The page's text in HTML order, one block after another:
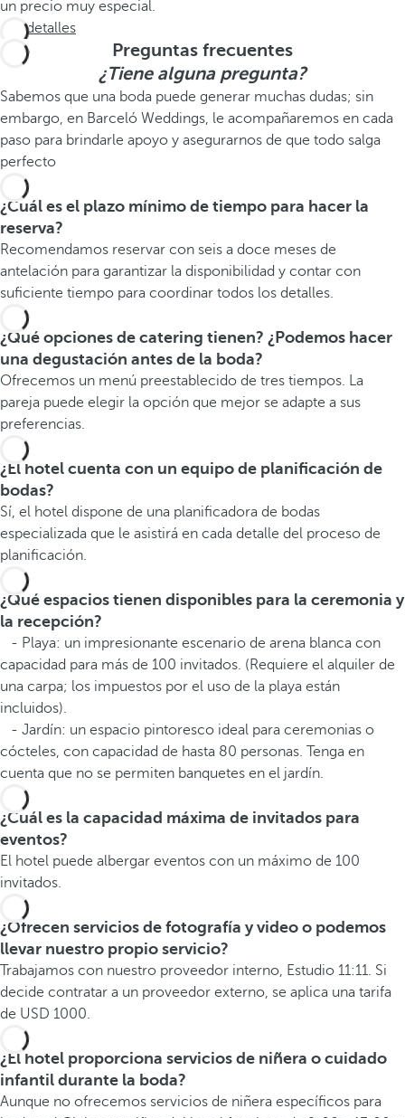
un precio muy especial.
Ver detalles
Preguntas frecuentes
¿Tiene alguna pregunta?
Sabemos que una boda puede generar muchas dudas; sin
embargo, en Barceló Weddings, le acompañaremos en cada
paso para brindarle apoyo y asegurarnos de que todo salga
perfecto
¿Cuál es el plazo mínimo de tiempo para hacer la
reserva?
Recomendamos reservar con seis a doce meses de
antelación para garantizar la disponibilidad y contar con
suficiente tiempo para coordinar todos los detalles.
¿Qué opciones de catering tienen? ¿Podemos hacer
una degustación antes de la boda?
Ofrecemos un menú preestablecido de tres tiempos. La
pareja puede elegir la opción que mejor se adapte a sus
preferencias.
¿El hotel cuenta con un equipo de planificación de
bodas?
Sí, el hotel dispone de una planificadora de bodas
especializada que le asistirá en cada detalle del proceso de
planificación.
¿Qué espacios tienen disponibles para la ceremonia y
la recepción?
- Playa: un impresionante escenario de arena blanca con
capacidad para más de 100 invitados. (Requiere el alquiler de
una carpa; los impuestos por el uso de la playa están
incluidos).
- Jardín: un espacio pintoresco ideal para ceremonias o
cócteles, con capacidad de hasta 80 personas. Tenga en
cuenta que no se permiten banquetes en el jardín.
¿Cuál es la capacidad máxima de invitados para
eventos?
El hotel puede albergar eventos con un máximo de 100
invitados.
¿Ofrecen servicios de fotografía y video o podemos
llevar nuestro propio servicio?
Trabajamos con nuestro proveedor interno, Estudio 11:11. Si
decide contratar a un proveedor externo, se aplica una tarifa
de USD 1000.
¿El hotel proporciona servicios de niñera o cuidado
infantil durante la boda?
Aunque no ofrecemos servicios de niñera específicos para